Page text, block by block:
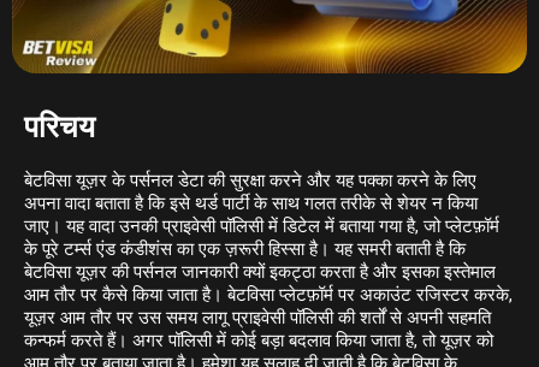
परिचय
बेटविसा यूज़र के पर्सनल डेटा की सुरक्षा करने और यह पक्का करने के लिए
अपना वादा बताता है कि इसे थर्ड पार्टी के साथ गलत तरीके से शेयर न किया
जाए। यह वादा उनकी प्राइवेसी पॉलिसी में डिटेल में बताया गया है, जो प्लेटफ़ॉर्म
के पूरे टर्म्स एंड कंडीशंस का एक ज़रूरी हिस्सा है। यह समरी बताती है कि
बेटविसा यूज़र की पर्सनल जानकारी क्यों इकट्ठा करता है और इसका इस्तेमाल
आम तौर पर कैसे किया जाता है। बेटविसा प्लेटफ़ॉर्म पर अकाउंट रजिस्टर करके,
यूज़र आम तौर पर उस समय लागू प्राइवेसी पॉलिसी की शर्तों से अपनी सहमति
कन्फर्म करते हैं। अगर पॉलिसी में कोई बड़ा बदलाव किया जाता है, तो यूज़र को